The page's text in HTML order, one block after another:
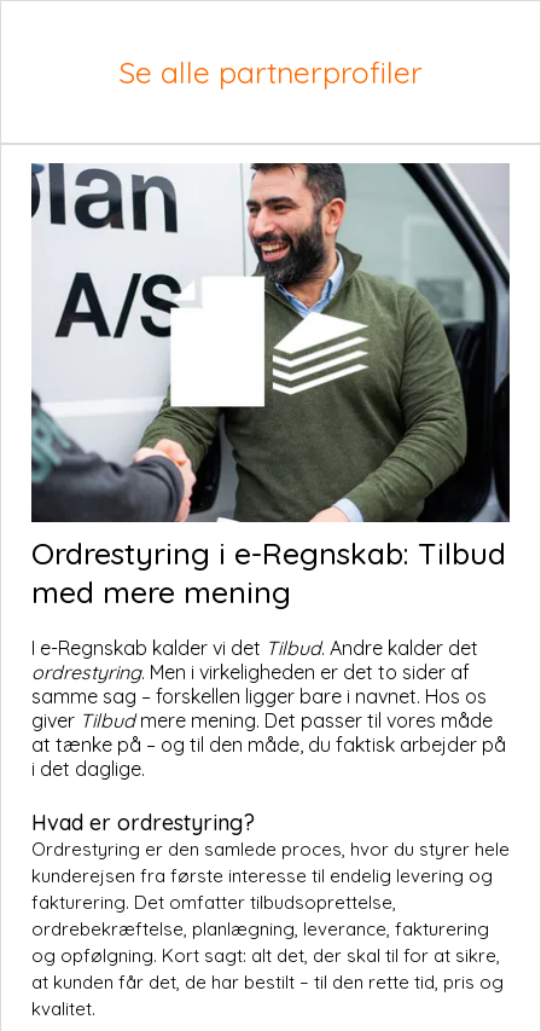
Se alle partnerprofiler
Ordrestyring i e-Regnskab: Tilbud
med mere mening
I e-Regnskab kalder vi det Tilbud. Andre kalder det
ordrestyring. Men i virkeligheden er det to sider af
samme sag – forskellen ligger bare i navnet. Hos os
giver Tilbudmere mening. Det passer til vores måde
at tænke på – og til den måde, du faktisk arbejder på
i det daglige.
Hvad er ordrestyring?
Ordrestyring er den samlede proces, hvor du styrer hele
kunderejsen fra første interesse til endelig levering og
fakturering. Det omfatter tilbudsoprettelse,
ordrebekræftelse, planlægning, leverance, fakturering
og opfølgning. Kort sagt: alt det, der skal til for at sikre,
at kunden får det, de har bestilt – til den rette tid, pris og
kvalitet.